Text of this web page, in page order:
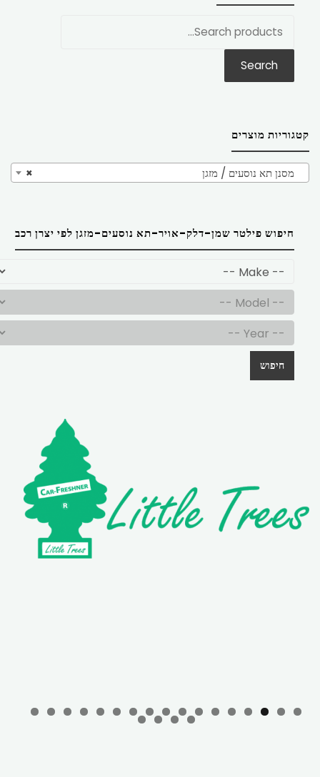
Search
קטגוריות מוצרים
× מסנן תא נוסעים / מזגן
חיפוש פילטר שמן-דלק-אויר-תא נוסעים-מזגן לפי יצרן רכב
חיפוש